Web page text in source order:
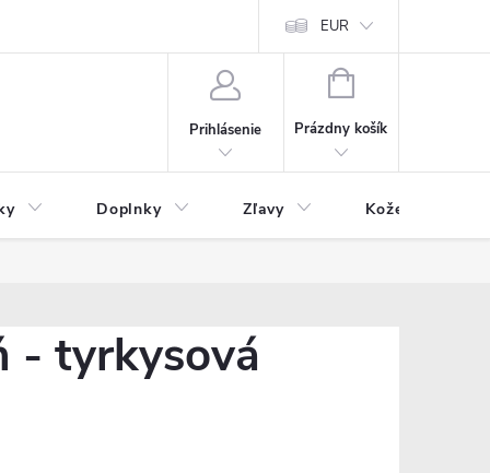
EUR
Prihlásenie
NÁKUPNÝ
Prázdny košík
Doplnky Zľavy Kožený tovar
- tyrkysová